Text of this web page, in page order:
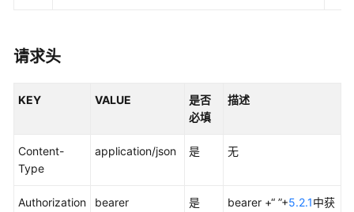
记
API
请求头
KEY VALUE
是否
必填
描述
Content-
Type
application/json 是 无
Authorization
bearer
是 bearer +“ ”+5.2.1中获